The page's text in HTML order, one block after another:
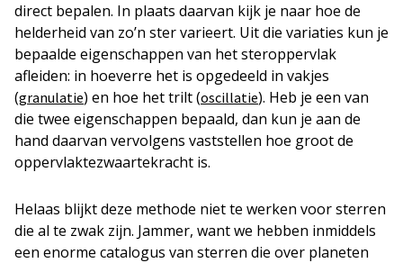
direct bepalen. In plaats daarvan kijk je naar hoe de
helderheid van zo’n ster varieert. Uit die variaties kun je
bepaalde eigenschappen van het steroppervlak
afleiden: in hoeverre het is opgedeeld in vakjes
(granulatie) en hoe het trilt (oscillatie). Heb je een van
die twee eigenschappen bepaald, dan kun je aan de
hand daarvan vervolgens vaststellen hoe groot de
oppervlaktezwaartekracht is.
Helaas blijkt deze methode niet te werken voor sterren
die al te zwak zijn. Jammer, want we hebben inmiddels
een enorme catalogus van sterren die over planeten